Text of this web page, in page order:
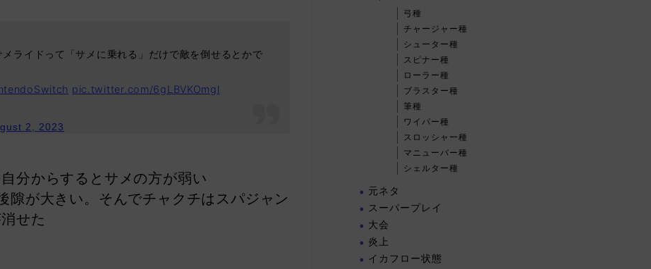
ライドって「サメに乗れる」だけで敵を倒せるとかで
pic.twitter.com/6gLBVKOmgl
2, 2023
分からするとサメの方が弱い
隙が大きい。そんでチャクチはスパジャン
せた
弓種
チャージャー種
シューター種
スピナー種
ローラー種
ブラスター種
筆種
ワイパー種
スロッシャー種
マニューバー種
シェルター種
元ネタ
スーパープレイ
大会
炎上
イカフロー状態